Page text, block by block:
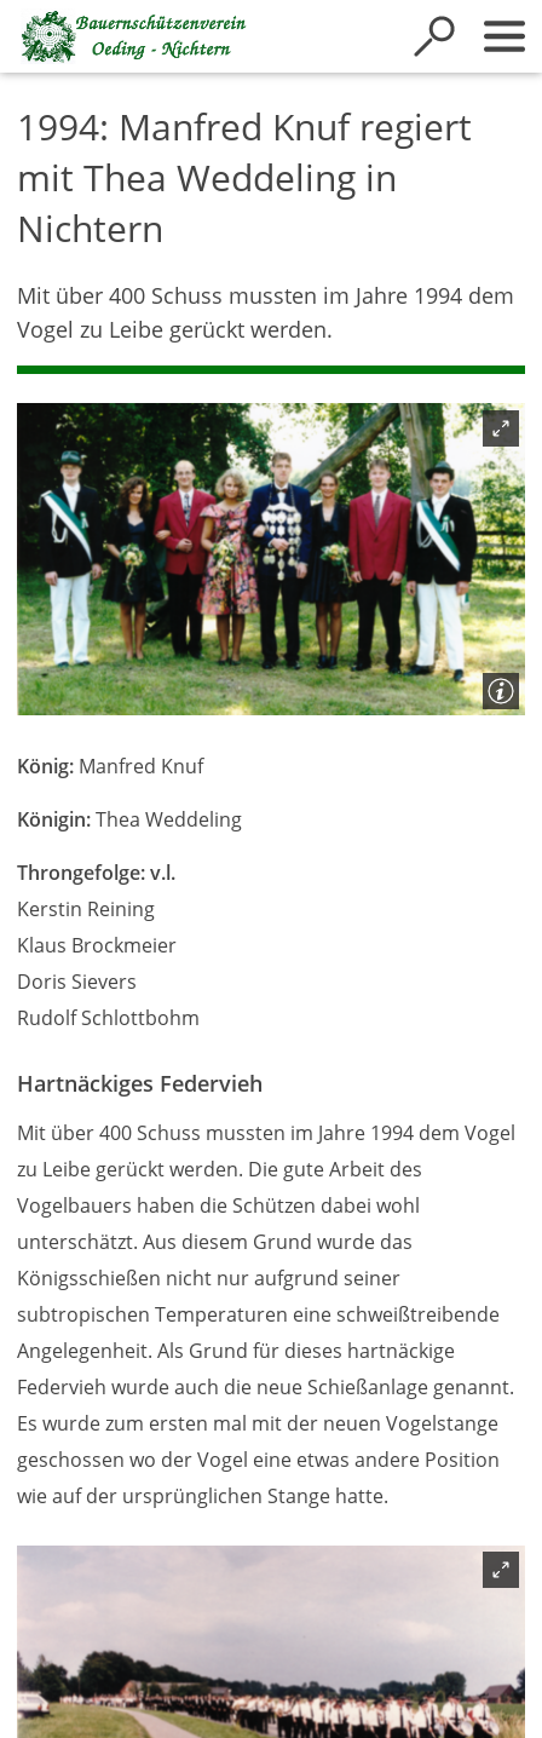
Inhalt anspringen
1994: Manfred Knuf regiert
mit Thea Weddeling in
Nichtern
Mit über 400 Schuss mussten im Jahre 1994 dem
Vogel zu Leibe gerückt werden.
König: Manfred Knuf
Königin:Thea Weddeling
Throngefolge: v.l.
Kerstin Reining
Klaus Brockmeier
Doris Sievers
Rudolf Schlottbohm
Hartnäckiges Federvieh
Mit über 400 Schuss mussten im Jahre 1994 dem Vogel
zu Leibe gerückt werden. Die gute Arbeit des
Vogelbauers haben die Schützen dabei wohl
unterschätzt. Aus diesem Grund wurde das
Königsschießen nicht nur aufgrund seiner
subtropischen Temperaturen eine schweißtreibende
Angelegenheit. Als Grund für dieses hartnäckige
Federvieh wurde auch die neue Schießanlage genannt.
Es wurde zum ersten mal mit der neuen Vogelstange
geschossen wo der Vogel eine etwas andere Position
wie auf der ursprünglichen Stange hatte.